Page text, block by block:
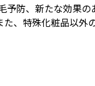
予防、新たな効果の
、特殊化粧品以外